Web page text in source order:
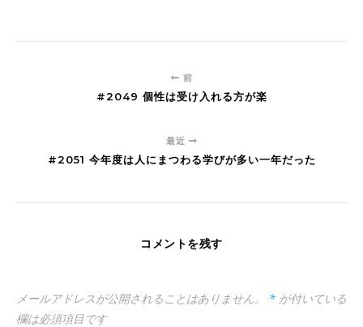
前
#2049 個性は受け入れる方が楽
最近
#2051 今年度は人にまつわる学びが多い一年だった
コメントを残す
メールアドレスが公開されることはありません。 * が付いている
欄は必須項目です